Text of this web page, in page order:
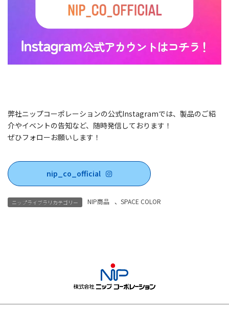
弊社ニップコーポレーションの公式Instagramでは、製品のご紹
介やイベントの告知など、随時発信しております！
ぜひフォローお願いします！
nip_co_official
ニップライブラリカテゴリー NIP商品 、 SPACE COLOR